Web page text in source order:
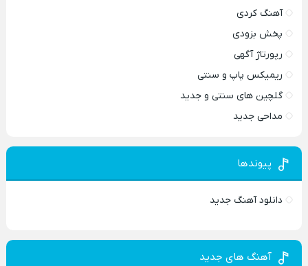
آهنگ کردی
پخش بزودی
رپورتاژ آگهی
ریمیکس پاپ و سنتی
گلچین های سنتی و جدید
مداحی جدید
پیوندها
دانلود آهنگ جدید
آهنگ های جدید